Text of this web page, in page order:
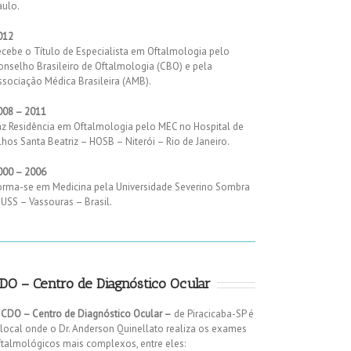
o Título de Especialista em Oftalmologia pelo
Brasileiro de Oftalmologia (CBO) e pela
Médica Brasileira (AMB).
– 2011
Residência em Oftalmologia pelo MEC no Hospital de
Santa Beatriz – HOSB – Niterói – Rio de Janeiro.
– 2006
se em Medicina pela Universidade Severino Sombra
– Vassouras – Brasil.
– Centro de Diagnóstico Ocular
CDO – Centro de Diagnóstico Ocular – de Piracicaba-SP é
onde o Dr. Anderson Quinellato realiza os exames
mais complexos, entre eles: